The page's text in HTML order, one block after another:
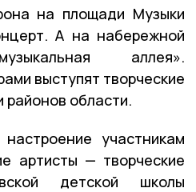
на площади Музыки
А на набережной
аллея».
выступят творческие
районов области.
участникам
артисты — творческие
детской школы